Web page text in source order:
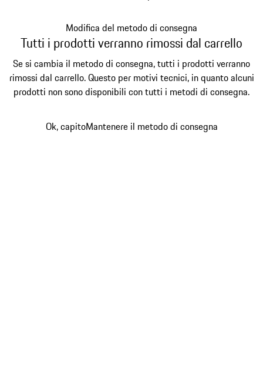
Modifica del metodo di consegna
Tutti i prodotti verranno rimossi dal carrello
Se si cambia il metodo di consegna, tutti i prodotti verranno
rimossi dal carrello. Questo per motivi tecnici, in quanto alcuni
prodotti non sono disponibili con tutti i metodi di consegna.
Ok, capitoMantenere il metodo di consegna